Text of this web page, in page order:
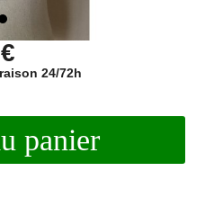
24/72h
panier